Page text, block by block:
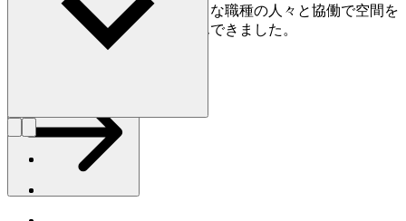
インの背景に関心を持ち、様々な職種の人々と協働で空間を
より最適化することに取り組んできました。